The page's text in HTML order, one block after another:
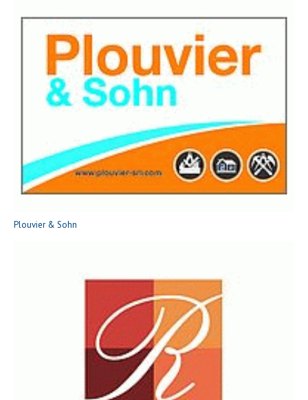
Plouvier & Sohn